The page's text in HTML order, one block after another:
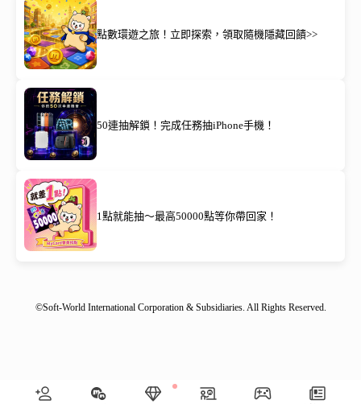
點數環遊之旅！立即探索，領取隨機隱藏回饋>>
50連抽解鎖！完成任務抽iPhone手機！
1點就能抽～最高50000點等你帶回家！
©Soft-World International Corporation & Subsidiaries. All Rights Reserved.